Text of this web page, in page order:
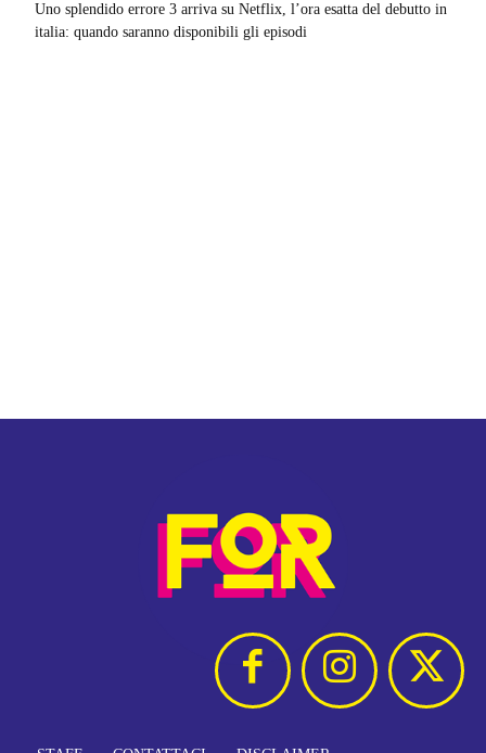
Uno splendido errore 3 arriva su Netflix, l’ora esatta del debutto in
italia: quando saranno disponibili gli episodi